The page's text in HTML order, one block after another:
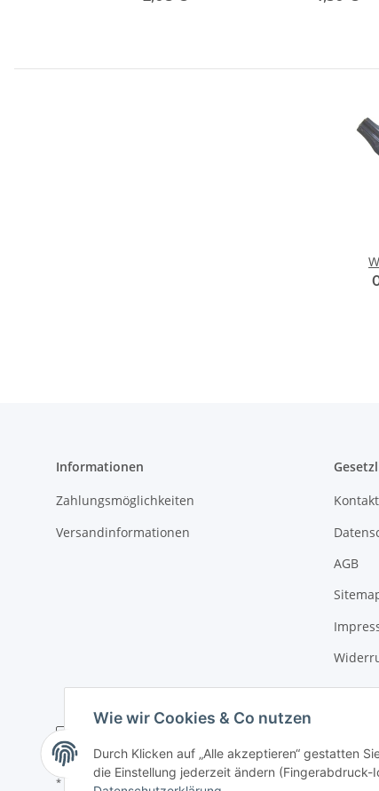
Informationen
Zahlungsmöglichkeiten
Versandinformationen
Kontakt
AGB
* Alle Preise inkl. gesetzlicher USt., zzgl.
Wie wir Cookies & Co nutzen
Durch Klicken auf „Alle akzeptieren“ gestatten
die Einstellung jederzeit ändern